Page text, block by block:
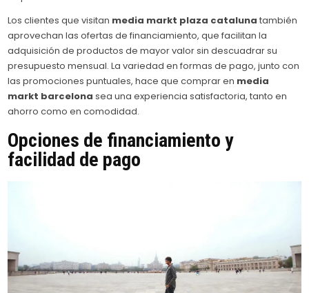
Los clientes que visitan media markt plaza cataluna también
aprovechan las ofertas de financiamiento, que facilitan la
adquisición de productos de mayor valor sin descuadrar su
presupuesto mensual. La variedad en formas de pago, junto con
las promociones puntuales, hace que comprar en media
markt barcelona sea una experiencia satisfactoria, tanto en
ahorro como en comodidad.
Opciones de financiamiento y
facilidad de pago